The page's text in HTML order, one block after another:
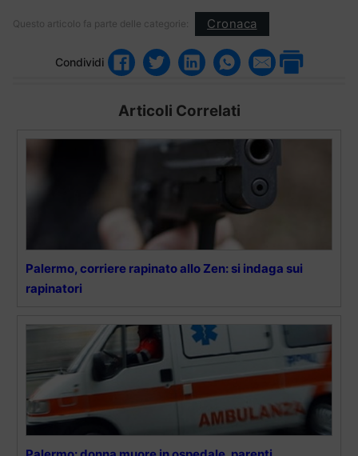
Questo articolo fa parte delle categorie: Cronaca
Condividi
Articoli Correlati
Palermo, corriere rapinato allo Zen: si indaga sui
rapinatori